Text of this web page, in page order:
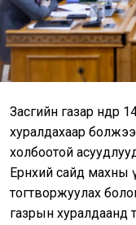
Засгийн газар
хуралдахаар
холбоотой
Ерөнхий сайд махны
тогтворжуулах
газрын хуралдаанд